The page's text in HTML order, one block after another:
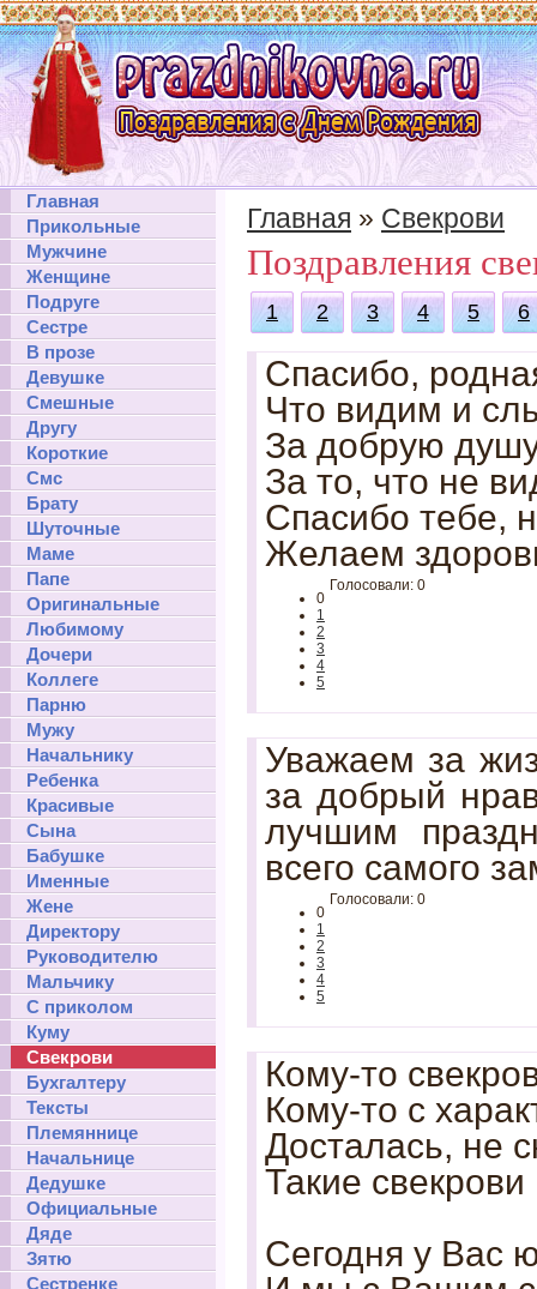
Главная
Прикольные
Мужчине
Женщине
Подруге
Сестре
В прозе
Девушке
Смешные
Другу
Короткие
Смс
Брату
Шуточные
Маме
Папе
Оригинальные
Любимому
Дочери
Коллеге
Парню
Мужу
Начальнику
Ребенка
Красивые
Сына
Бабушке
Именные
Жене
Директору
Руководителю
Мальчику
С приколом
Куму
Свекрови
Бухгалтеру
Тексты
Племяннице
Начальнице
Дедушке
Официальные
Дяде
Зятю
Сестренке
Главная » Свекрови
Поздравления
1 2 3 4 5 6
Спасибо,
Что видим и
За добрую
За то, что не
Спасибо тебе,
Желаем
0
1
2
3
4
5
Голосовали: 0
Уважаем за
за добрый
лучшим
всего самого
0
1
2
3
4
5
Голосовали: 0
Кому-то
Кому-то с
Досталась, не
Такие
Сегодня у Вас